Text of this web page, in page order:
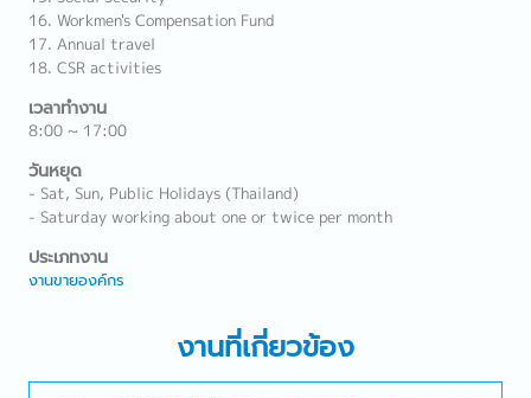
16. Workmen's Compensation Fund
17. Annual travel
18. CSR activities
เวลาทำงาน
8:00 ~ 17:00
วันหยุด
- Sat, Sun, Public Holidays (Thailand)
- Saturday working about one or twice per month
ประเภทงาน
งานขายองค์กร
งานที่เกี่ยวข้อง